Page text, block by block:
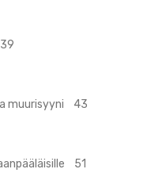
muurisyyni 43
51